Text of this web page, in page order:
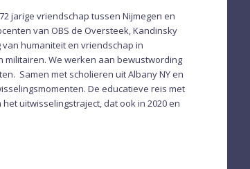
jarige vriendschap tussen Nijmegen en
van OBS de Oversteek, Kandinsky
humaniteit en vriendschap in
We werken aan bewustwording
Samen met scholieren uit Albany NY en
De educatieve reis met
uitwisselingstraject, dat ook in 2020 en